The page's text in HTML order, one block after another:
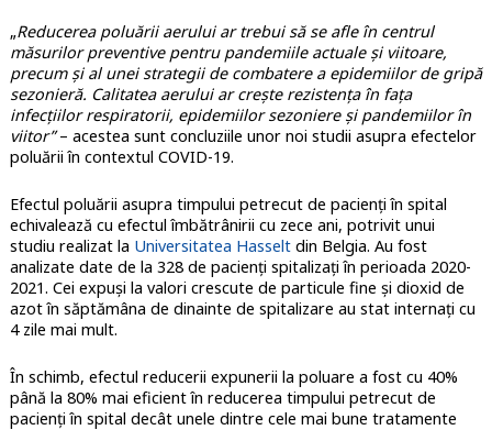
„Reducerea poluării aerului ar trebui să se afle în centrul
măsurilor preventive pentru pandemiile actuale și viitoare,
precum și al unei strategii de combatere a epidemiilor de gripă
sezonieră. Calitatea aerului ar crește rezistența în fața
infecțiilor respiratorii, epidemiilor sezoniere și pandemiilor în
viitor”– acestea sunt concluziile unor noi studii asupra efectelor
poluării în contextul COVID-19.
Efectul poluării asupra timpului petrecut de pacienți în spital
echivalează cu efectul îmbătrânirii cu zece ani, potrivit unui
studiu realizat la Universitatea Hasseltdin Belgia. Au fost
analizate date de la 328 de pacienți spitalizați în perioada 2020-
2021. Cei expuși la valori crescute de particule fine și dioxid de
azot în săptămâna de dinainte de spitalizare au stat internați cu
4 zile mai mult.
În schimb, efectul reducerii expunerii la poluare a fost cu 40%
până la 80% mai eficient în reducerea timpului petrecut de
pacienți în spital decât unele dintre cele mai bune tratamente